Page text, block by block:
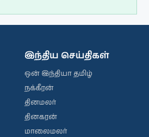
இந்திய செய்திகள்
ஒன் இந்தியா தமிழ்
நக்கீரன்
தினமலர்
தினகரன்
மாலைமலர்